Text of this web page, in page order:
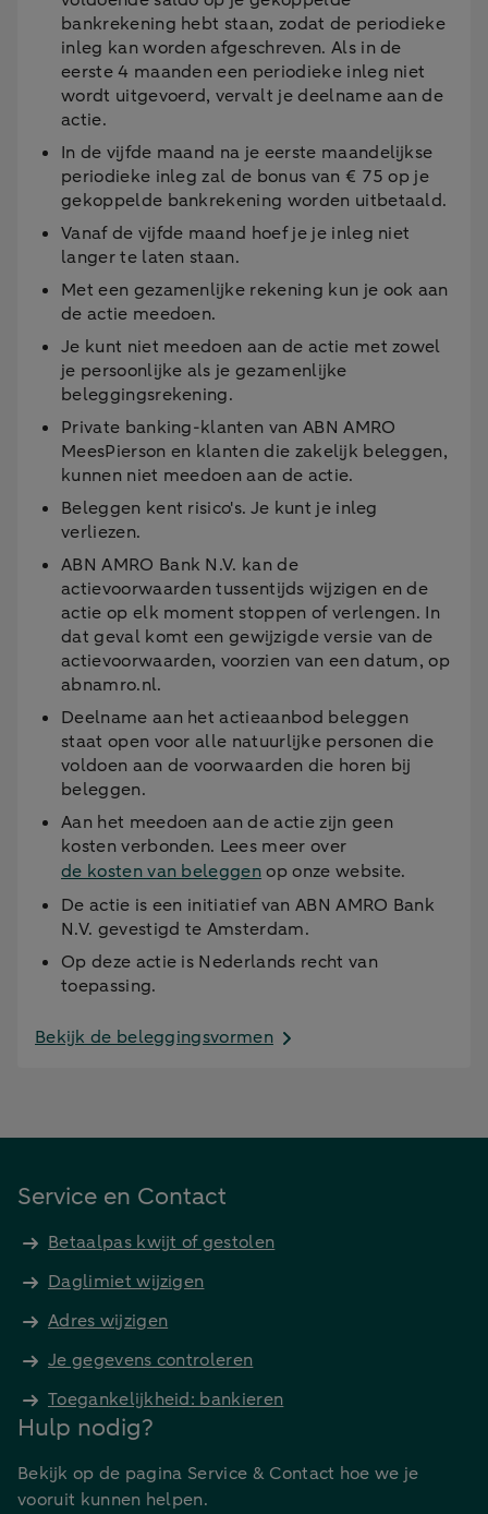
bankrekening hebt staan, zodat de periodieke
inleg kan worden afgeschreven. Als in de
eerste 4 maanden een periodieke inleg niet
wordt uitgevoerd, vervalt je deelname aan de
actie.
In de vijfde maand na je eerste maandelijkse
periodieke inleg zal de bonus van € 75 op je
gekoppelde bankrekening worden uitbetaald.
Vanaf de vijfde maand hoef je je inleg niet
langer te laten staan.
Met een gezamenlijke rekening kun je ook aan
de actie meedoen.
Je kunt niet meedoen aan de actie met zowel
je persoonlijke als je gezamenlijke
beleggingsrekening.
Private banking-klanten van ABN AMRO
MeesPierson en klanten die zakelijk beleggen,
kunnen niet meedoen aan de actie.
Beleggen kent risico's. Je kunt je inleg
verliezen.
ABN AMRO Bank N.V. kan de
actievoorwaarden tussentijds wijzigen en de
actie op elk moment stoppen of verlengen. In
dat geval komt een gewijzigde versie van de
actievoorwaarden, voorzien van een datum, op
abnamro.nl.
Deelname aan het actieaanbod beleggen
staat open voor alle natuurlijke personen die
voldoen aan de voorwaarden die horen bij
beleggen.
Aan het meedoen aan de actie zijn geen
kosten verbonden. Lees meer over
de kosten van beleggenop onze website.
De actie is een initiatief van ABN AMRO Bank
N.V. gevestigd te Amsterdam.
Op deze actie is Nederlands recht van
toepassing.
Bekijk de beleggingsvormen
Service en Contact
Betaalpas kwijt of gestolen
Daglimiet wijzigen
Adres wijzigen
Je gegevens controleren
Toegankelijkheid: bankieren
Hulp nodig?
Bekijk op de pagina Service & Contact hoe we je
vooruit kunnen helpen.